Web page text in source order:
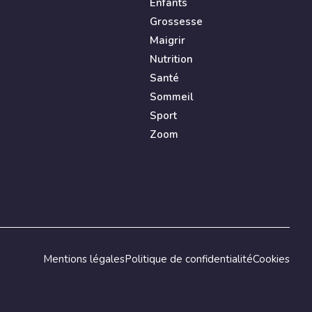
Enfants
Grossesse
Maigrir
Nutrition
Santé
Sommeil
Sport
Zoom
Mentions légalesPolitique de confidentialitéCookies